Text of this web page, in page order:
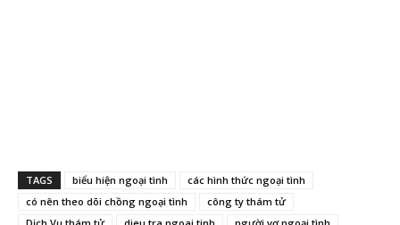
TAGS biểu hiện ngoại tình
các hình thức ngoại tình
có nên theo dõi chồng ngoại tình
công ty thám tử